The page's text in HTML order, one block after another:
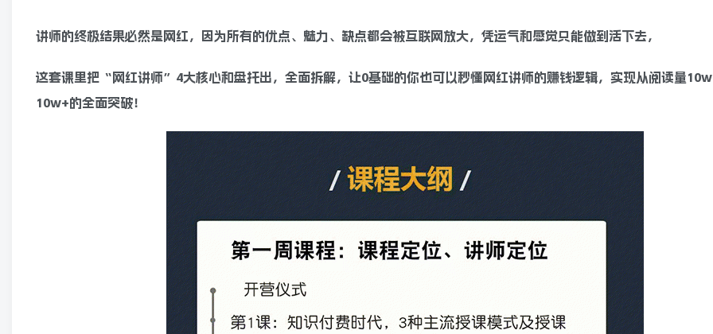
讲师的终极结果必然是网红，因为所有的优点、魅力、缺点都会被互联网放大，凭运气和感觉只能做到活下去，
这套课里把“网红讲师”4大核心和盘托出，全面拆解，让0基础的你也可以秒懂网红讲师的赚钱逻辑，实现从阅读量
10w+的全面突破！